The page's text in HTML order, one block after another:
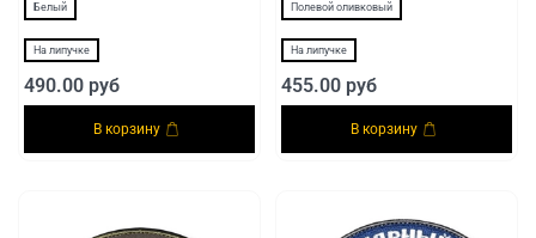
Белый
На липучке
490.00 руб
В корзину
Полевой оливковый
На липучке
455.00 руб
В корзину